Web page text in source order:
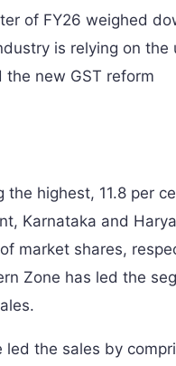
of FY26 weighed
is relying on the
new GST reform
highest, 11.8 per
Karnataka and
market shares,
Zone has led the
the sales by